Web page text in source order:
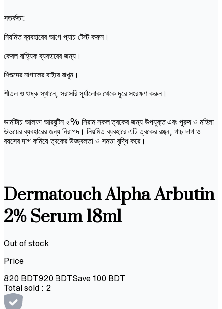
সতর্কতা:
নিয়মিত ব্যবহারের আগে প্যাচ টেস্ট করুন।
কেবল বাহ্যিক ব্যবহারের জন্য।
শিশুদের নাগালের বাইরে রাখুন।
শীতল ও শুষ্ক স্থানে, সরাসরি সূর্যালোক থেকে দূরে সংরক্ষণ করুন।
ডার্মাটাচ আলফা আরবুটিন ২% সিরাম সকল ত্বকের জন্য উপযুক্ত এবং পুরুষ ও মহিলা
উভয়ের ব্যবহারের জন্য নিরাপদ। নিয়মিত ব্যবহারে এটি ত্বকের রঞ্জন, গাঢ় দাগ ও
বয়সের দাগ কমিয়ে ত্বকের উজ্জ্বলতা ও সমতা বৃদ্ধি করে।
Dermatouch Alpha Arbutin
2% Serum 18ml
Out of stock
Price
820 BDT920 BDTSave 100 BDT
Total sold : 2